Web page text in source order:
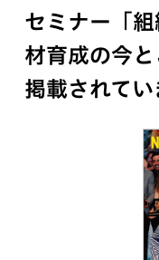
セミナー「
材育成の今
掲載されてい